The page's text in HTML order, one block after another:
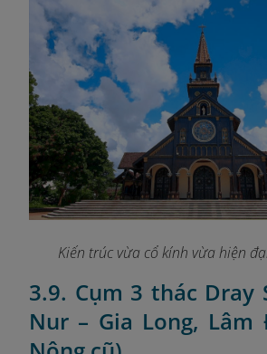
Kiến trúc vừa cổ kính vừa hiện
3.9. Cụm 3 thác Dray
Nur – Gia Long,